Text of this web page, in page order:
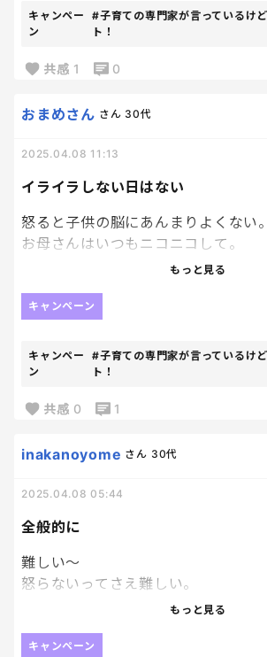
子供に早くしてー！なんてしょっち
もっと大らかな母になりたい。
キャンペー
ン
#子育ての専門家が言っているけ
ト！
共感 1 0
イライラしない日はない
おまめさん さん 30代
2025.04.08 11:13
怒ると子供の脳にあんまりよくない。
お母さんはいつもニコニコして。
って言うけど、イライラばっかして
イライラしても意味ないし、良くな
子供に早くしてー！なんてしょっち
もっと大らかな母になりたい。
もっと見る
キャンペーン
キャンペー
ン
#子育ての専門家が言っているけ
ト！
共感 0 1
全般的に
inakanoyome さん 30代
2025.04.08 05:44
難しい〜
怒らないってさえ難しい。
何でもかんでも提案式にしてらんな
もっと見る
キャンペーン